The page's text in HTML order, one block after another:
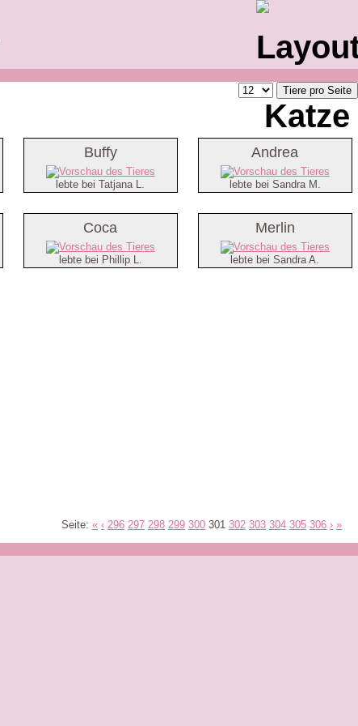
Buffy
lebte bei Tatjana L.
Andrea
lebte bei Sandra M.
Coca
lebte bei Phillip L.
Merlin
lebte bei Sandra A.
Seite: « ‹ 296 297 298 299 300 301 302 303 304 305 306 › »